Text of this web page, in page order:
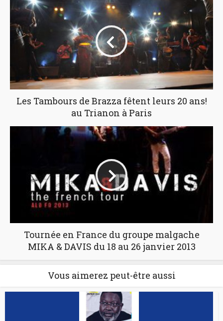
Les Tambours de Brazza fêtent leurs 20 ans!
au Trianon à Paris
Tournée en France du groupe malgache
MIKA & DAVIS du 18 au 26 janvier 2013
Vous aimerez peut-être aussi